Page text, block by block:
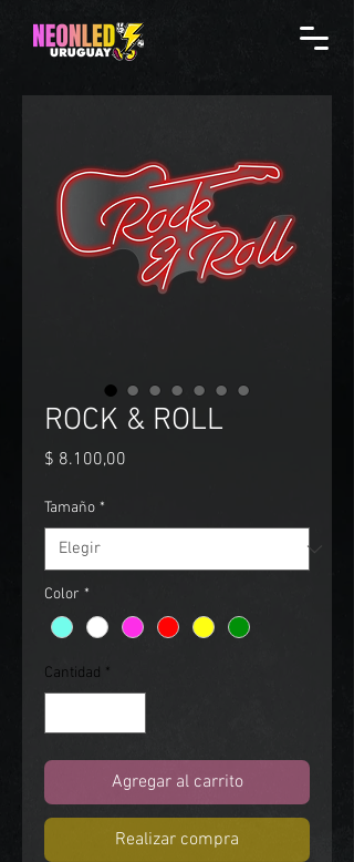
ROCK & ROLL
$ 8.100,00
Tamaño *
Color *
Cantidad *
Agregar al carrito
Realizar compra